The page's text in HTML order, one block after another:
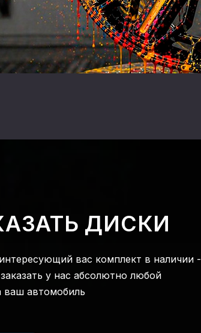
ДИСКИ
вас комплект в наличии -
у нас абсолютно любой
ваш автомобиль